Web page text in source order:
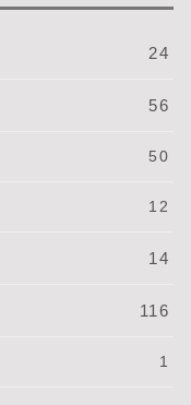
24
56
50
12
14
116
1